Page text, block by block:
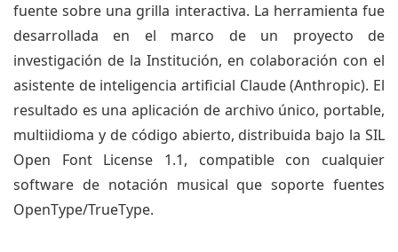
fuente sobre una grilla interactiva. La herramienta fue
desarrollada en el marco de un proyecto de
investigación de la Institución, en colaboración con el
asistente de inteligencia artificial Claude (Anthropic). El
resultado es una aplicación de archivo único, portable,
multiidioma y de código abierto, distribuida bajo la SIL
Open Font License 1.1, compatible con cualquier
software de notación musical que soporte fuentes
OpenType/TrueType.